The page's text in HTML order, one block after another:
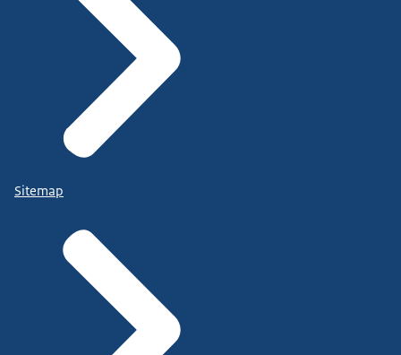
Sitemap